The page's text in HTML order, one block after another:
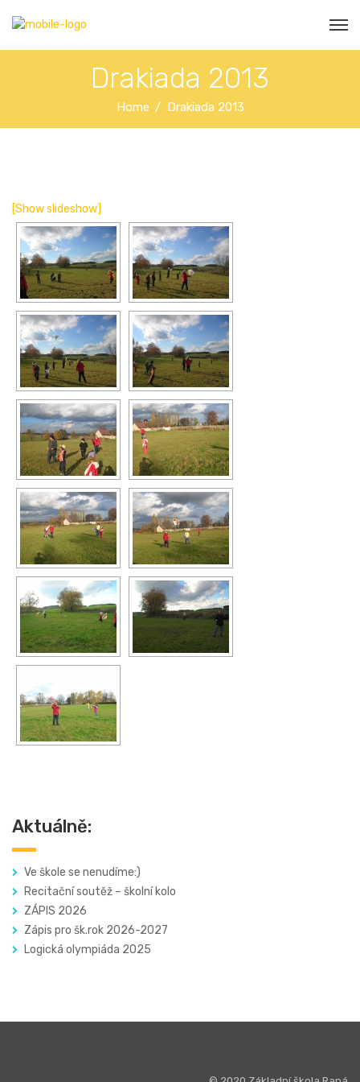
Drakiada 2013
Home Drakiada 2013
[Show slideshow]
Aktuálně:
Ve škole se nenudíme:)
Recitační soutěž – školní kolo
ZÁPIS 2026
Zápis pro šk.rok 2026-2027
Logická olympiáda 2025